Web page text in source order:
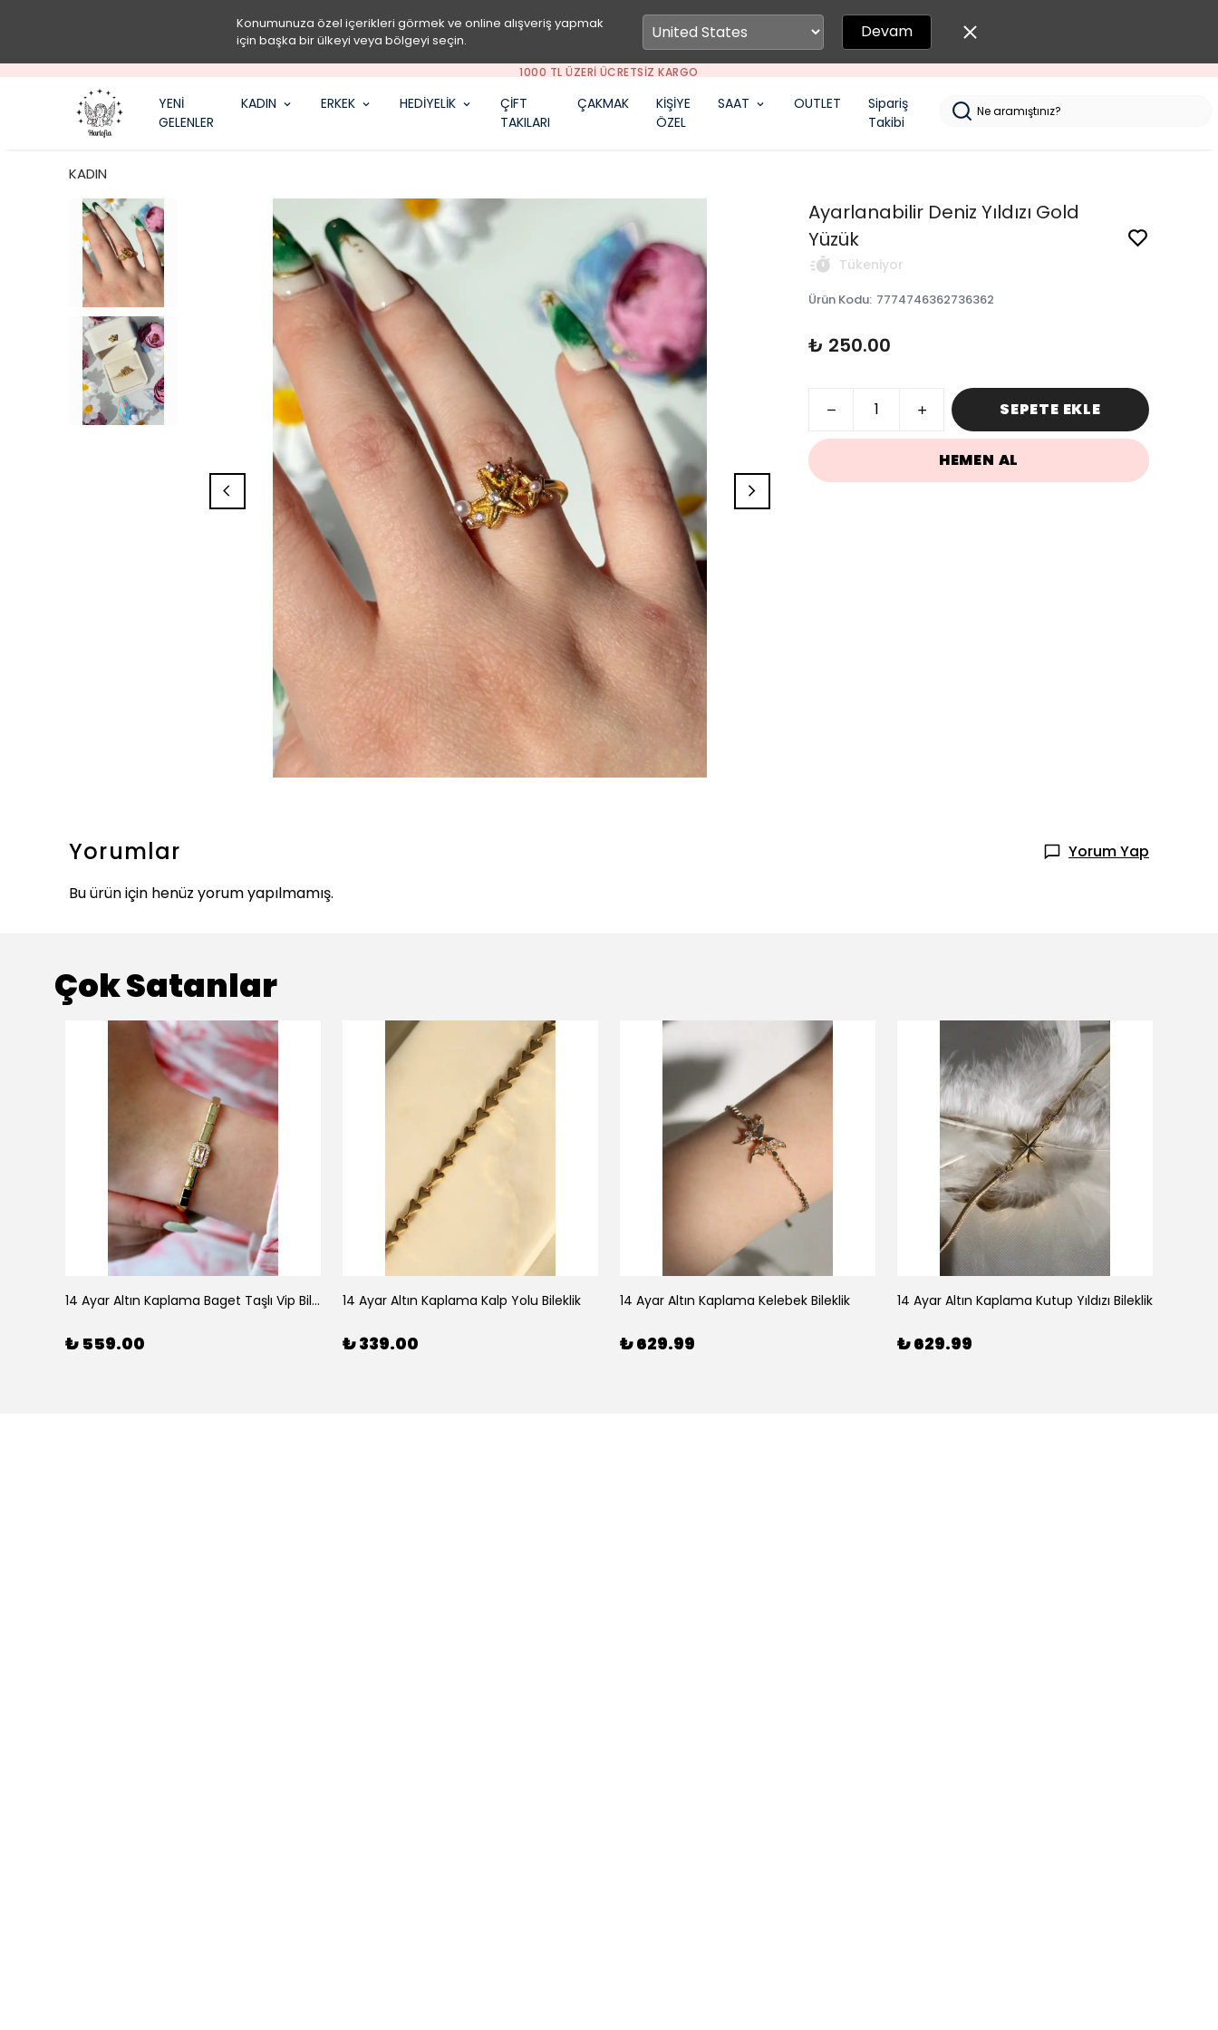
Konumunuza özel içerikleri görmek ve online alışveriş yapmak
için başka bir ülkeyi veya bölgeyi seçin.
Devam
SEPETİNE ÖZEL İNDİRİM FIRSATLARINI KAÇIRMA
YENİ
GELENLER
KADIN ERKEK HEDİYELİK
ÇİFT
TAKILARI
ÇAKMAK
KİŞİYE
ÖZEL
SAAT OUTLET
Sipariş
Takibi
KADIN
Ayarlanabilir Deniz Yıldızı Gold
Yüzük
Tükeniyor
Ürün Kodu: 7774746362736362
₺ 250.00
SEPETE EKLE
HEMEN AL
Yorumlar
Yorum Yap
Bu ürün için henüz yorum yapılmamış.
Çok Satanlar
14 Ayar Altın Kaplama Baget Taşlı Vip Bileklik
₺ 559.00
14 Ayar Altın Kaplama Kalp Yolu Bileklik
₺ 339.00
14 Ayar Altın Kaplama Kelebek Bileklik
₺ 629.99
14 Ayar Altın Kaplama Kutup Yıldızı Bileklik
₺ 629.99